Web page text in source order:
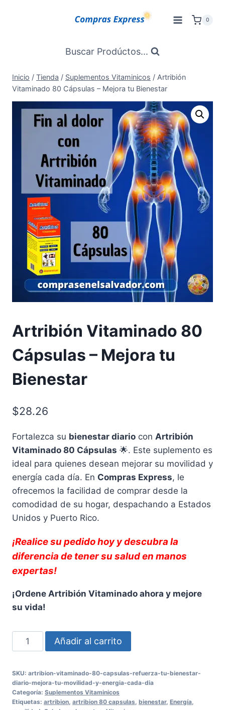
0
Buscar Prodúctos...
Inicio / Tienda / Suplementos Vitaminicos / Artribión
Vitaminado 80 Cápsulas – Mejora tu Bienestar
Artribión Vitaminado 80
Cápsulas – Mejora tu
Bienestar
$28.26
Fortalezca su bienestar diario con Artribión
Vitaminado 80 Cápsulas 🌟. Este suplemento es
ideal para quienes desean mejorar su movilidad y
energía cada día. En Compras Express, le
ofrecemos la facilidad de comprar desde la
comodidad de su hogar, despachando a Estados
Unidos y Puerto Rico.
¡Realice su pedido hoy y descubra la
diferencia de tener su salud en manos
expertas!
¡Ordene Artribión Vitaminado ahora y mejore
su vida!
Artribión
Vitaminado
Cápsulas
-
Mejora
Añadir al carrito
SKU: artribion-vitaminado-80-capsulas-refuerza-tu-bienestar-
diario-mejora-tu-movilidad-y-energia-cada-dia
Categoría: Suplementos Vitaminicos
Etiquetas: artribion, artribion 80 capsulas, bienestar, Energía,